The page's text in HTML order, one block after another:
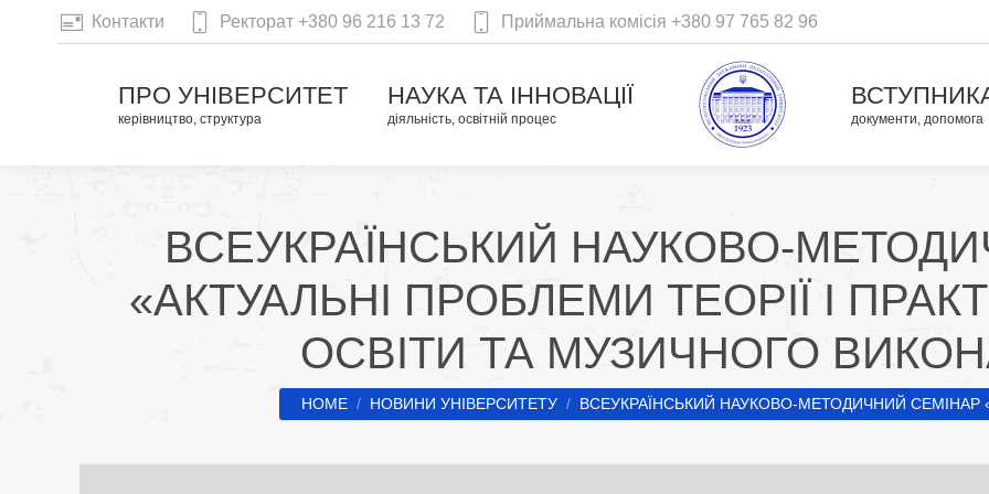
Контакти Ректорат +380 96 216 13 72 Приймальна комісія +380 97 765 82 96
ПРО УНІВЕРСИТЕТ
керівництво, структура
НАУКА ТА ІННОВАЦІЇ
діяльність, освітній процес документи, допомога
ВСЕУКРАЇНСЬКИЙ НАУКОВО-
«АКТУАЛЬНІ ПРОБЛЕМИ ТЕОРІЇ І
ОСВІТИ ТА МУЗИЧНОГО
You are here:
HOME НОВИНИ УНІВЕРСИТЕТУ ВСЕУКРАЇНСЬКИЙ НАУКОВО-МЕТОДИЧНИЙ СЕМІНАР